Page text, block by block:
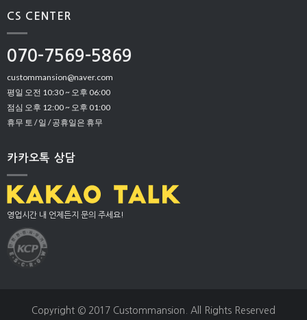
CS CENTER
070-7569-5869
custommansion@naver.com
평일 오전 10:30 ~ 오후 06:00
점심 오후 12:00 ~ 오후 01:00
휴무 토 / 일 / 공휴일은 휴무
카카오톡 상담
영업시간 내 언제든지 문의 주세요!
Copyright © 2017 Custommansion. All Rights Reserved